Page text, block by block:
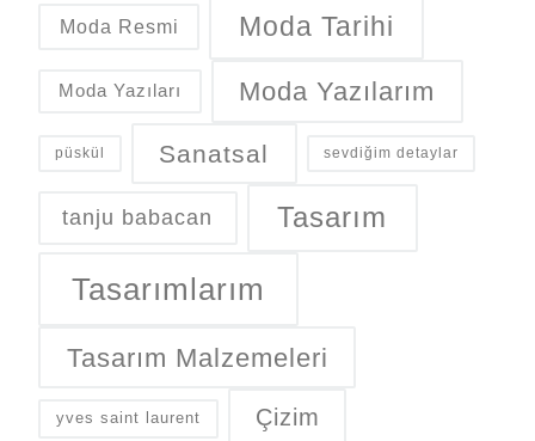
Moda Resmi Moda Tarihi
Moda Yazıları Moda Yazılarım
püskül Sanatsal sevdiğim detaylar
tanju babacan Tasarım
Tasarımlarım
Tasarım Malzemeleri
yves saint laurent Çizim